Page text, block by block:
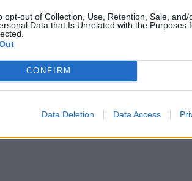
opt-out of Collection, Use, Retention, Sale, and/
Data that Is Unrelated with the Purposes
CONFIRM
Data Deletion Data Access
και το
της βραδιάς ήταν εκείνη της
Τραγουδιού τηςEurovision
, το κομμάτι που χάρισε στη